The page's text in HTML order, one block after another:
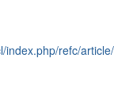
index.php/refc/